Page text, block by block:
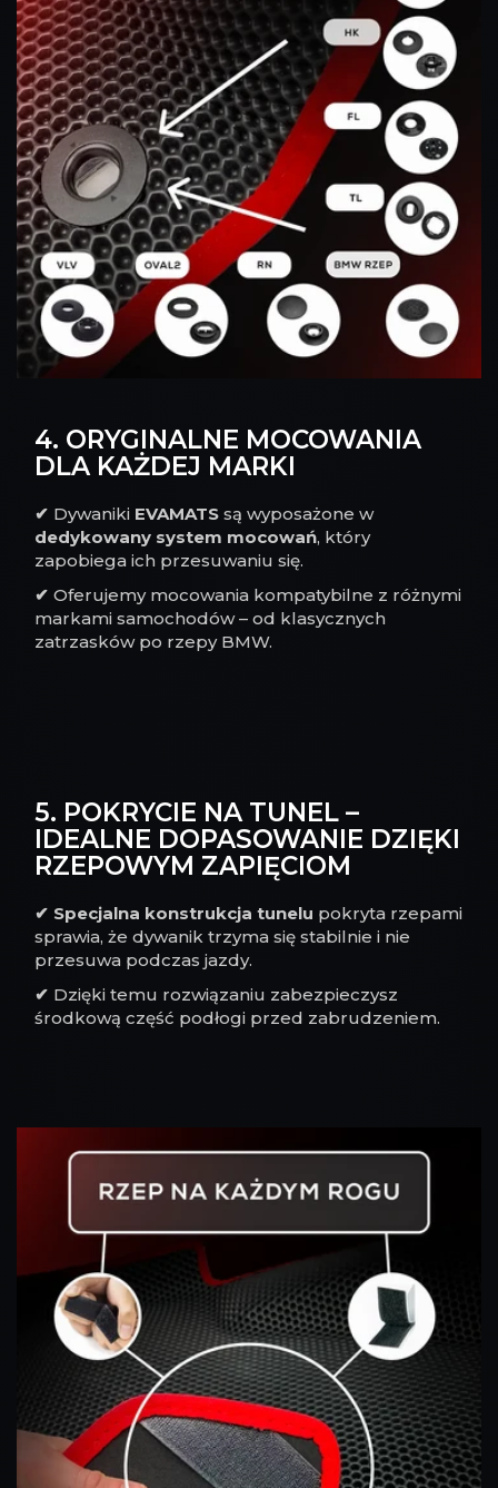
4. ORYGINALNE MOCOWANIA
DLA KAŻDEJ MARKI
✔ Dywaniki EVAMATS są wyposażone w
dedykowany system mocowań, który
zapobiega ich przesuwaniu się.
✔ Oferujemy mocowania kompatybilne z różnymi
markami samochodów – od klasycznych
zatrzasków po rzepy BMW.
5. POKRYCIE NA TUNEL –
IDEALNE DOPASOWANIE DZIĘKI
RZEPOWYM ZAPIĘCIOM
✔ Specjalna konstrukcja tunelu pokryta rzepami
sprawia, że dywanik trzyma się stabilnie i nie
przesuwa podczas jazdy.
✔ Dzięki temu rozwiązaniu zabezpieczysz
środkową część podłogi przed zabrudzeniem.